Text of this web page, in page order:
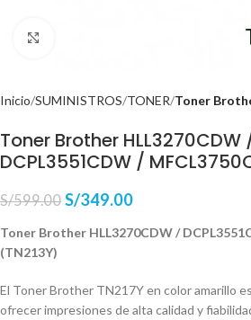
Inicio SUMINISTROS TONER Toner
Toner Brother HLL3270CDW
DCPL3551CDW /
S/599.00 S/349.00
Toner Brother HLL3270CDW /
(TN213Y)
El Toner Brother TN217Y en color amarillo
ofrecer impresiones de alta calidad y